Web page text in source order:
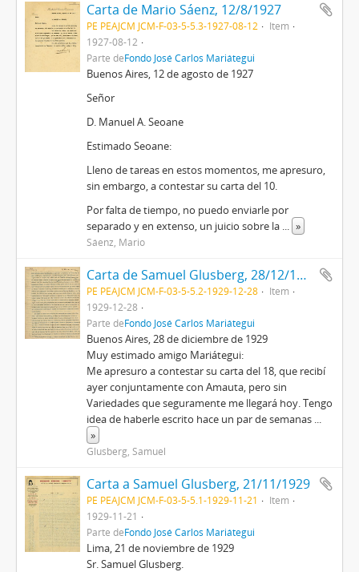
Carta de Mario Sáenz, 12/8/1927
PE PEAJCM JCM-F-03-5-5.3-1927-08-12
Item
1927-08-12
Parte deFondo José Carlos Mariátegui
Buenos Aires, 12 de agosto de 1927
Señor
D. Manuel A. Seoane
Estimado Seoane:
Lleno de tareas en estos momentos, me apresuro,
sin embargo, a contestar su carta del 10.
Por falta de tiempo, no puedo enviarle por
separado y en extenso, un juicio sobre la ... »
Sáenz, Mario
Carta de Samuel Glusberg, 28/12/1929
PE PEAJCM JCM-F-03-5-5.2-1929-12-28
Item
1929-12-28
Parte deFondo José Carlos Mariátegui
Buenos Aires, 28 de diciembre de 1929
Muy estimado amigo Mariátegui:
Me apresuro a contestar su carta del 18, que recibí
ayer conjuntamente con Amauta, pero sin
Variedades que seguramente me llegará hoy. Tengo
idea de haberle escrito hace un par de semanas ...
»
Glusberg, Samuel
Carta a Samuel Glusberg, 21/11/1929
PE PEAJCM JCM-F-03-5-5.1-1929-11-21
Item
1929-11-21
Parte deFondo José Carlos Mariátegui
Lima, 21 de noviembre de 1929
Sr. Samuel Glusberg.